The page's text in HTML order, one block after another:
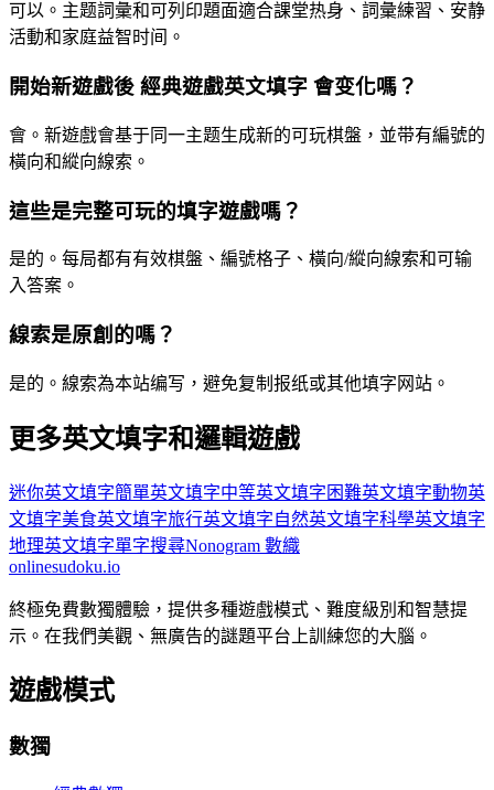
可以。主题詞彙和可列印題面適合課堂热身、詞彙練習、安静
活動和家庭益智时间。
開始新遊戲後 經典遊戲英文填字 會变化嗎？
會。新遊戲會基于同一主题生成新的可玩棋盤，並带有編號的
橫向和縱向線索。
這些是完整可玩的填字遊戲嗎？
是的。每局都有有效棋盤、編號格子、橫向/縱向線索和可输
入答案。
線索是原創的嗎？
是的。線索為本站编写，避免复制报纸或其他填字网站。
更多英文填字和邏輯遊戲
迷你英文填字簡單英文填字中等英文填字 困難英文填字動物英
文填字美食英文填字旅行英文填字自然英文填字科學英文填字
地理英文填字單字搜尋Nonogram 數織
onlinesudoku.io
終極免費數獨體驗，提供多種遊戲模式、難度級別和智慧提
示。在我們美觀、無廣告的謎題平台上訓練您的大腦。
遊戲模式
數獨